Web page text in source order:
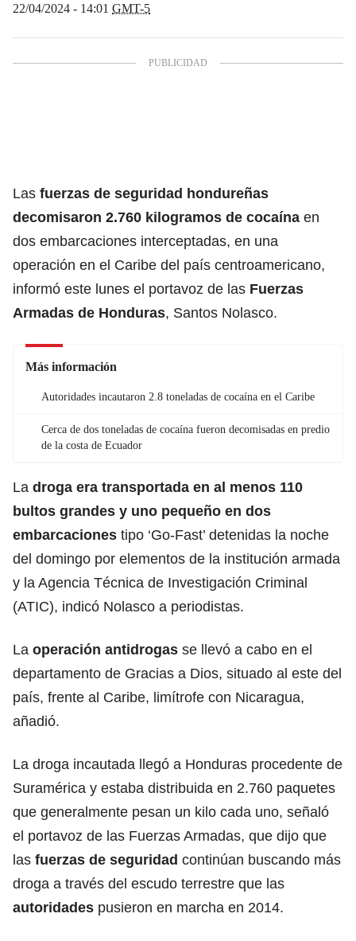
22/04/2024 - 14:01 GMT-5
Las fuerzas de seguridad hondureñas
decomisaron 2.760 kilogramos de cocaína en
dos embarcaciones interceptadas, en una
operación en el Caribe del país centroamericano,
informó este lunes el portavoz de las Fuerzas
Armadas de Honduras, Santos Nolasco.
Más información
Autoridades incautaron 2.8 toneladas de cocaína en el Caribe
Cerca de dos toneladas de cocaína fueron decomisadas en predio
de la costa de Ecuador
La droga era transportada en al menos 110
bultos grandes y uno pequeño en dos
embarcaciones tipo ‘Go-Fast’ detenidas la noche
del domingo por elementos de la institución armada
y la Agencia Técnica de Investigación Criminal
(ATIC), indicó Nolasco a periodistas.
La operación antidrogas se llevó a cabo en el
departamento de Gracias a Dios, situado al este del
país, frente al Caribe, limítrofe con Nicaragua,
añadió.
La droga incautada llegó a Honduras procedente de
Suramérica y estaba distribuida en 2.760 paquetes
que generalmente pesan un kilo cada uno, señaló
el portavoz de las Fuerzas Armadas, que dijo que
las fuerzas de seguridad continúan buscando más
droga a través del escudo terrestre que las
autoridades pusieron en marcha en 2014.